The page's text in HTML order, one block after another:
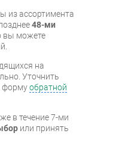
из ассортимента
48-ми
вы можете
на
Уточнить
формуобратной
в течение 7-ми
или принять